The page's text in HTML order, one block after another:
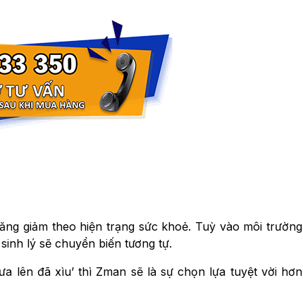
giảm theo hiện trạng sức khoẻ. Tuỳ vào môi trường
lý sẽ chuyển biến tương tự.
lên đã xìu’ thì Zman sẽ là sự chọn lựa tuyệt vời hơn